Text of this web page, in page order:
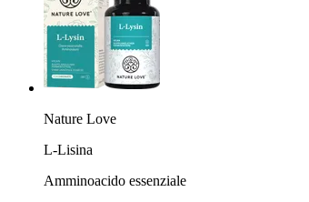
Nature Love
L-Lisina
Amminoacido essenziale